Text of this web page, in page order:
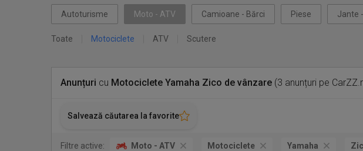
Autoturisme Moto - ATV Camioane - Bărci Piese Jante
Toate Motociclete ATV Scutere
Anunțuri cu Motociclete Yamaha Zico de vânzare (3 anunțuri pe
Salvează căutarea la favorite
Filtre active: Moto - ATV Motociclete Yamaha